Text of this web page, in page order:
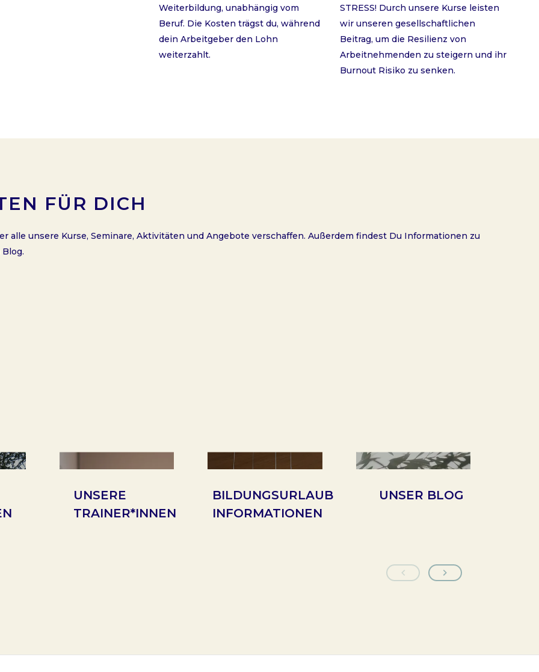
Weiterbildung, unabhängig vom
Beruf. Die Kosten trägst du, während
dein Arbeitgeber den Lohn
weiterzahlt.
STRESS! Durch unsere Kurse leisten
wir unseren gesellschaftlichen
Beitrag, um die Resilienz von
Arbeitnehmenden zu steigern und ihr
Burnout Risiko zu senken.
FÜR DICH
alle unsere Kurse, Seminare, Aktivitäten und Angebote verschaffen. Außerdem findest Du Informationen zu
UNSERE
TRAINER*INNEN
BILDUNGSURLAUB
INFORMATIONEN
UNSER BLOG